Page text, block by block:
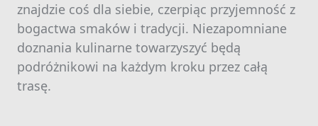
znajdzie coś dla siebie, czerpiąc przyjemność z
bogactwa smaków i tradycji. Niezapomniane
doznania kulinarne towarzyszyć będą
podróżnikowi na każdym kroku przez całą
trasę.